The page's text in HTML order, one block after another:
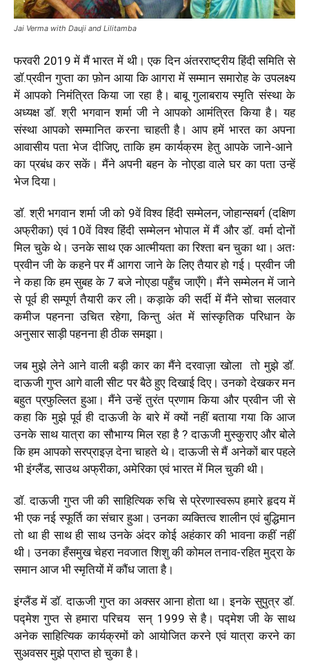
Jai Verma with Dauji and Lilitamba
फरवरी 2019 में मैं भारत में थी। एक दिन अंतरराष्ट्रीय हिंदी समिति से
डॉ.प्रवीन गुप्ता का फ़ोन आया कि आगरा में सम्मान समारोह के उपलक्ष्य
में आपको निमंत्रित किया जा रहा है। बाबू गुलाबराय स्मृति संस्था के
अध्यक्ष डॉ. श्री भगवान शर्मा जी ने आपको आमंत्रित किया है। यह
संस्था आपको सम्मानित करना चाहती है। आप हमें भारत का अपना
आवासीय पता भेज दीजिए, ताकि हम कार्यक्रम हेतु आपके जाने-आने
का प्रबंध कर सकें। मैंने अपनी बहन के नोएडा वाले घर का पता उन्हें
भेज दिया।
डॉ. श्री भगवान शर्मा जी को 9वें विश्व हिंदी सम्मेलन, जोहान्सबर्ग (दक्षिण
अफ्रीका) एवं 10वें विश्व हिंदी सम्मेलन भोपाल में मैं और डॉ. वर्मा दोनों
मिल चुके थे। उनके साथ एक आत्मीयता का रिश्ता बन चुका था। अतः
प्रवीन जी के कहने पर मैं आगरा जाने के लिए तैयार हो गई। प्रवीन जी
ने कहा कि हम सुबह के 7 बजे नोएडा पहुँच जाएँगे। मैंने सम्मेलन में जाने
से पूर्व ही सम्पूर्ण तैयारी कर ली। कड़ाके की सर्दी में मैंने सोचा सलवार
कमीज पहनना उचित रहेगा, किन्तु अंत में सांस्कृतिक परिधान के
अनुसार साड़ी पहनना ही ठीक समझा।
जब मुझे लेने आने वाली बड़ी कार का मैंने दरवाज़ा खोला तो मुझे डॉ.
दाऊजी गुप्त आगे वाली सीट पर बैठे हुए दिखाई दिए। उनको देखकर मन
बहुत प्रफुल्लित हुआ। मैंने उन्हें तुरंत प्रणाम किया और प्रवीन जी से
कहा कि मुझे पूर्व ही दाऊजी के बारे में क्यों नहीं बताया गया कि आज
उनके साथ यात्रा का सौभाग्य मिल रहा है ? दाऊजी मुस्कुराए और बोले
कि हम आपको सरप्राइज़ देना चाहते थे। दाऊजी से मैं अनेकों बार पहले
भी इंग्लैंड, साउथ अफ्रीका, अमेरिका एवं भारत में मिल चुकी थी।
डॉ. दाऊजी गुप्त जी की साहित्यिक रुचि से प्रेरणास्वरूप हमारे हृदय में
भी एक नई स्फूर्ति का संचार हुआ। उनका व्यक्तित्व शालीन एवं बुद्धिमान
तो था ही साथ ही साथ उनके अंदर कोई अहंकार की भावना कहीं नहीं
थी। उनका हँसमुख चेहरा नवजात शिशु की कोमल तनाव-रहित मुद्रा के
समान आज भी स्मृतियों में कौंध जाता है।
इंग्लैंड में डॉ. दाऊजी गुप्त का अक्सर आना होता था। इनके सुपुत्र डॉ.
पद्मेश गुप्त से हमारा परिचय सन् 1999 से है। पद्मेश जी के साथ
अनेक साहित्यिक कार्यक्रमों को आयोजित करने एवं यात्रा करने का
सुअवसर मुझे प्राप्त हो चुका है।